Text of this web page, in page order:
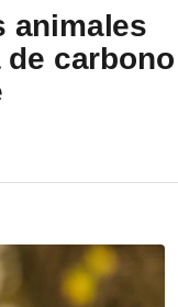
animales
carbono